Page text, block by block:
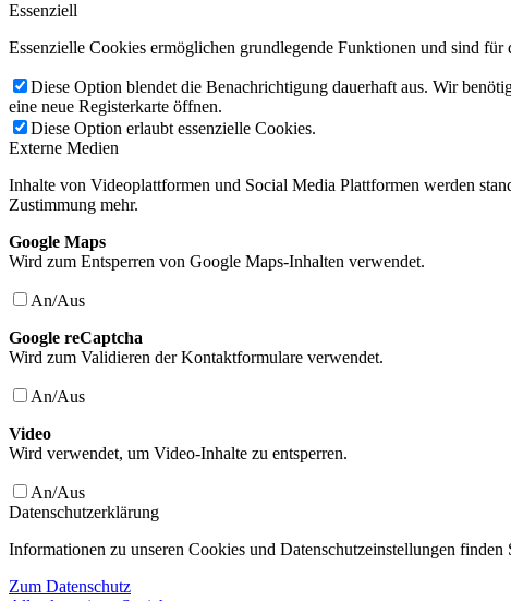
Essenziell
Essenzielle Cookies ermöglichen grundlegende Funktionen und sind
Diese Option blendet die Benachrichtigung dauerhaft aus. Wir
eine neue Registerkarte öffnen.
Diese Option erlaubt essenzielle Cookies.
Externe Medien
Inhalte von Videoplattformen und Social Media Plattformen werden
Zustimmung mehr.
Google Maps
Wird zum Entsperren von Google Maps-Inhalten verwendet.
An/Aus
Google reCaptcha
Wird zum Validieren der Kontaktformulare verwendet.
An/Aus
Video
Wird verwendet, um Video-Inhalte zu entsperren.
An/Aus
Datenschutzerklärung
Informationen zu unseren Cookies und Datenschutzeinstellungen
Zum Datenschutz